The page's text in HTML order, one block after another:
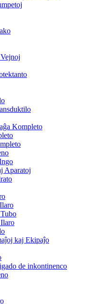
Kompleto
Aparatoj
kaj Ekipaĵo
de inkontinenco